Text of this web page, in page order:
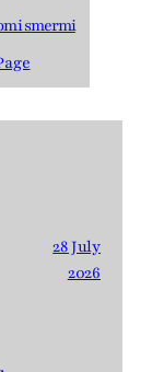
smermi
28 July
2026